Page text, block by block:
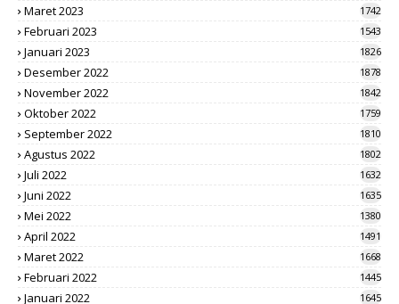
Maret 2023 1742
Februari 2023 1543
Januari 2023 1826
Desember 2022 1878
November 2022 1842
Oktober 2022 1759
September 2022 1810
Agustus 2022 1802
Juli 2022 1632
Juni 2022 1635
Mei 2022 1380
April 2022 1491
Maret 2022 1668
Februari 2022 1445
Januari 2022 1645